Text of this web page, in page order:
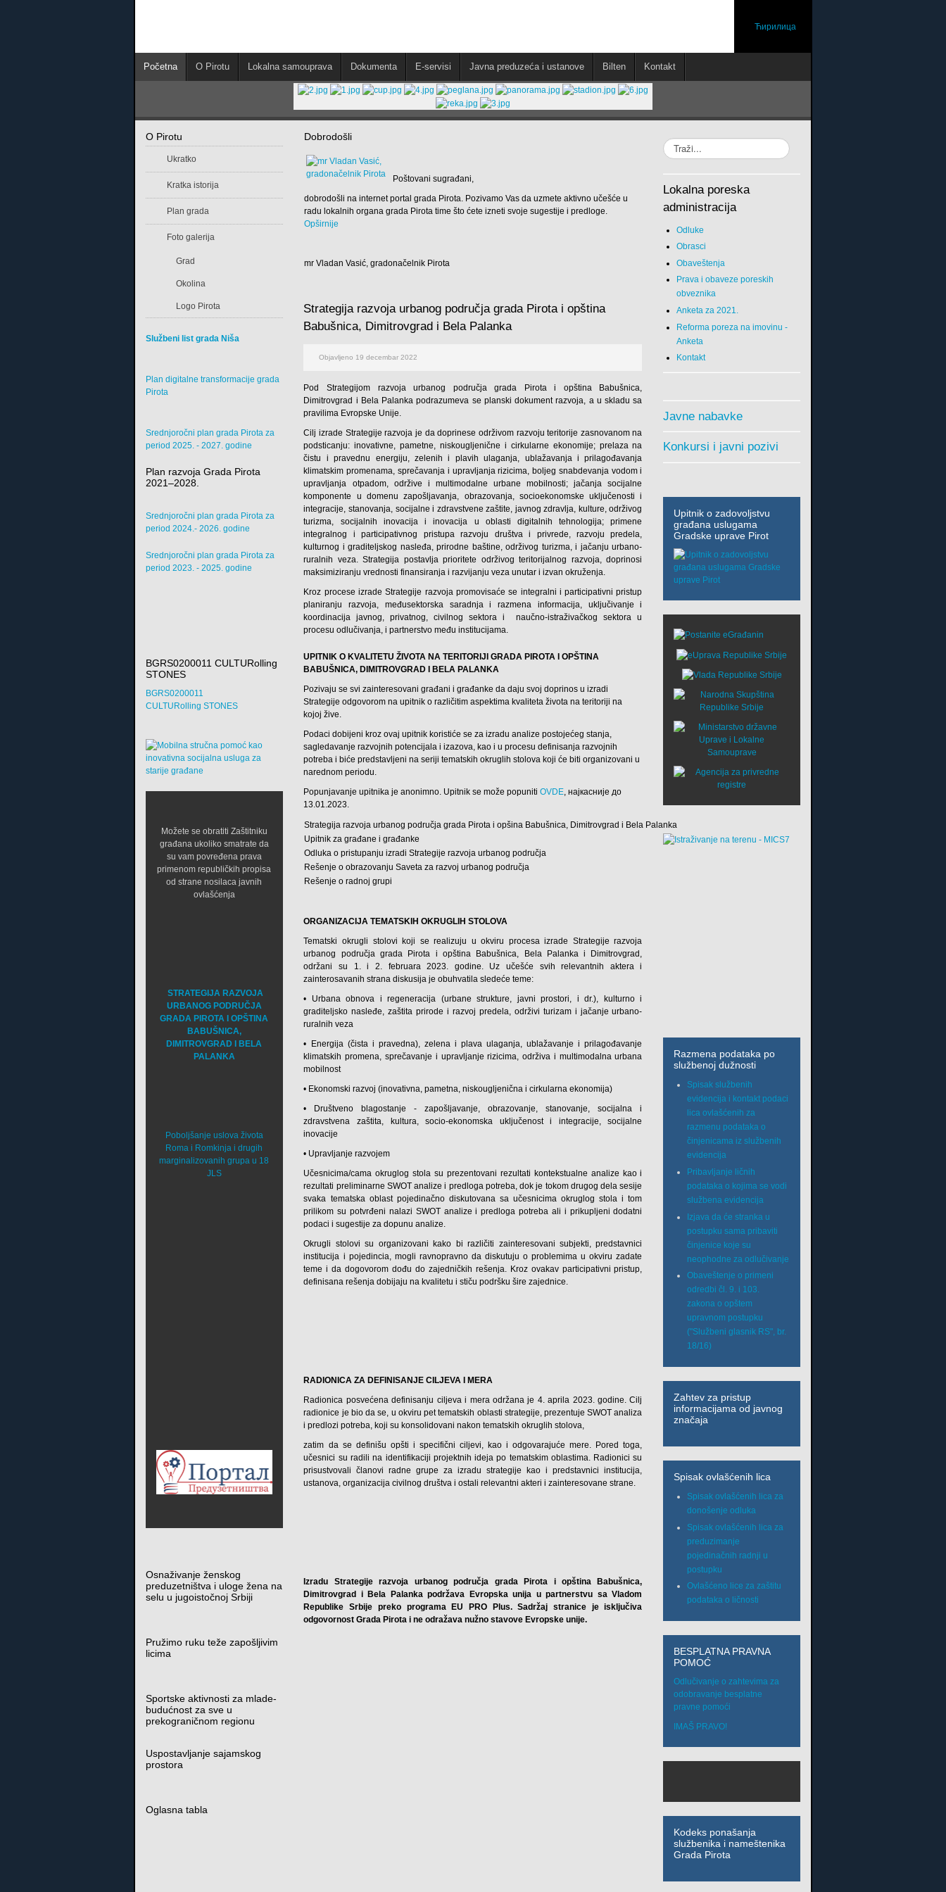
Ћирилица
Početna O Pirotu Lokalna samouprava Dokumenta E-servisi Javna preduzeća i ustanove Bilten Kontakt
Dobrodošli
Poštovani sugrađani,
dobrodošli na internet portal grada Pirota. Pozivamo Vas da uzmete aktivno učešće u
radu lokalnih organa grada Pirota time što ćete izneti svoje sugestije i predloge.
Opširnije
mr Vladan Vasić, gradonačelnik Pirota
Strategija razvoja urbanog područja grada Pirota i opština
Babušnica, Dimitrovgrad i Bela Palanka
Objavljeno 19 decembar 2022
Pod Strategijom razvoja urbanog područja grada Pirota i opština Babušnica,
Dimitrovgrad i Bela Palanka podrazumeva se planski dokument razvoja, a u skladu sa
pravilima Evropske Unije.
Cilj izrade Strategije razvoja je da doprinese održivom razvoju teritorije zasnovanom na
podsticanju: inovativne, pametne, niskougljenične i cirkularne ekonomije; prelaza na
čistu i pravednu energiju, zelenih i plavih ulaganja, ublažavanja i prilagođavanja
klimatskim promenama, sprečavanja i upravljanja rizicima, boljeg snabdevanja vodom i
upravljanja otpadom, održive i multimodalne urbane mobilnosti; jačanja socijalne
komponente u domenu zapošljavanja, obrazovanja, socioekonomske uključenosti i
integracije, stanovanja, socijalne i zdravstvene zaštite, javnog zdravlja, kulture, održivog
turizma, socijalnih inovacija i inovacija u oblasti digitalnih tehnologija; primene
integralnog i participativnog pristupa razvoju društva i privrede, razvoju predela,
kulturnog i graditeljskog nasleđa, prirodne baštine, održivog turizma, i jačanju urbano-
ruralnih veza. Strategija postavlja prioritete održivog teritorijalnog razvoja, doprinosi
maksimiziranju vrednosti finansiranja i razvijanju veza unutar i izvan okruženja.
Kroz procese izrade Strategije razvoja promovisaće se integralni i participativni pristup
planiranju razvoja, međusektorska saradnja i razmena informacija, uključivanje i
koordinacija javnog, privatnog, civilnog sektora i naučno-istraživačkog sektora u
procesu odlučivanja, i partnerstvo među institucijama.
UPITNIK O KVALITETU ŽIVOTA NA TERITORIJI GRADA PIROTA I OPŠTINA
BABUŠNICA, DIMITROVGRAD I BELA PALANKA
Pozivaju se svi zainteresovani građani i građanke da daju svoj doprinos u izradi
Strategije odgovorom na upitnik o različitim aspektima kvaliteta života na teritoriji na
kojoj žive.
Podaci dobijeni kroz ovaj upitnik koristiće se za izradu analize postojećeg stanja,
sagledavanje razvojnih potencijala i izazova, kao i u procesu definisanja razvojnih
potreba i biće predstavljeni na seriji tematskih okruglih stolova koji će biti organizovani u
narednom periodu.
Popunjavanje upitnika je anonimno. Upitnik se može popunitiOVDE, најкасније до
13.01.2023.
Strategija razvoja urbanog područja grada Pirota i opšina Babušnica, Dimitrovgrad i Bela Palanka
Upitnik za građane i građanke
Оdlukа o pristupanju izradi Strategije razvoja urbanog područja
Rešenje o obrazovanju Saveta za razvoj urbanog područja
Rešenje o radnoj grupi
ORGANIZACIJA TEMATSKIH OKRUGLIH STOLOVA
Tematski okrugli stolovi koji se realizuju u okviru procesa izrade Strategije razvoja
urbanog područja grada Pirota i opština Babušnica, Bela Palanka i Dimitrovgrad,
održani su 1. i 2. februara 2023. godine. Uz učešće svih relevantnih aktera i
zainterosavanih strana diskusija je obuhvatila sledeće teme:
• Urbana obnova i regeneracija (urbane strukture, javni prostori, i dr.), kulturno i
graditeljsko nasleđe, zaštita prirode i razvoj predela, održivi turizam i jačanje urbano-
ruralnih veza
• Energija (čista i pravedna), zelena i plava ulaganja, ublažavanje i prilagođavanje
klimatskih promena, sprečavanje i upravljanje rizicima, održiva i multimodalna urbana
mobilnost
• Ekonomski razvoj (inovativna, pametna, niskougljenična i cirkularna ekonomija)
• Društveno blagostanje - zapošljavanje, obrazovanje, stanovanje, socijalna i
zdravstvena zaštita, kultura, socio-ekonomska uključenost i integracije, socijalne
inovacije
• Upravljanje razvojem
Učesnicima/cama okruglog stola su prezentovani rezultati kontekstualne analize kao i
rezultati preliminarne SWOT analize i predloga potreba, dok je tokom drugog dela sesije
svaka tematska oblast pojedinačno diskutovana sa učesnicima okruglog stola i tom
prilikom su potvrđeni nalazi SWOT analize i predloga potreba ali i prikupljeni dodatni
podaci i sugestije za dopunu analize.
Okrugli stolovi su organizovani kako bi različiti zainteresovani subjekti, predstavnici
institucija i pojedincia, mogli ravnopravno da diskutuju o problemima u okviru zadate
teme i da dogovorom dođu do zajedničkih rešenja. Kroz ovakav participativni pristup,
definisana rešenja dobijaju na kvalitetu i stiču podršku šire zajednice.
RADIONICA ZA DEFINISANJE CILJEVA I MERA
Radionica posvećena definisanju ciljeva i mera održana je 4. aprila 2023. godine. Cilj
radionice je bio da se, u okviru pet tematskih oblasti strategije, prezentuje SWOT analiza
i predlozi potreba, koji su konsolidovani nakon tematskih okruglih stolova,
zatim da se definišu opšti i specifični ciljevi, kao i odgovarajuće mere. Pored toga,
učesnici su radili na identifikaciji projektnih ideja po tematskim oblastima. Radionici su
prisustvovali članovi radne grupe za izradu strategije kao i predstavnici institucija,
ustanova, organizacija civilnog društva i ostali relevantni akteri i zainteresovane strane.
Izradu Strategije razvoja urbanog područja grada Pirota i opština Babušnica,
Dimitrovgrad i Bela Palanka podržava Evropska unija u partnerstvu sa Vladom
Republike Srbije preko programa EU PRO Plus. Sadržaj stranice je isključiva
odgovornost Grada Pirota i ne odražava nužno stavove Evropske unije.
O Pirotu
Ukratko
Kratka istorija
Plan grada
Foto galerija
Grad
Okolina
Logo Pirota
Službeni list grada Niša
Plan digitalne transformacije grada
Pirota
Srednjoročni plan grada Pirota za
period 2025. - 2027. godine
Plan razvoja Grada Pirota
2021–2028.
Srednjoročni plan grada Pirota za
period 2024.- 2026. godine
Srednjoročni plan grada Pirota za
period 2023. - 2025. godine
BGRS0200011 CULTURolling
STONES
BGRS0200011
CULTURolling STONES
Možete se obratiti Zaštitniku
građana ukoliko smatrate da
su vam povređena prava
primenom republičkih propisa
od strane nosilaca javnih
ovlašćenja
STRATEGIJA RAZVOJA
URBANOG PODRUČJA
GRADA PIROTA I OPŠTINA
BABUŠNICA,
DIMITROVGRAD I BELA
PALANKA
Poboljšanje uslova života
Roma i Romkinja i drugih
marginalizovanih grupa u 18
JLS
Osnaživanje ženskog
preduzetništva i uloge žena na
selu u jugoistočnoj Srbiji
Pružimo ruku teže zapošljivim
licima
Sportske aktivnosti za mlade-
budućnost za sve u
prekograničnom regionu
Uspostavljanje sajamskog
prostora
Oglasna tabla
Lokalna poreska
administracija
Odluke
Obrasci
Obaveštenja
Prava i obaveze poreskih
obveznika
Anketa za 2021.
Reforma poreza na imovinu -
Anketa
Kontakt
Javne nabavke
Konkursi i javni pozivi
Upitnik o zadovoljstvu
građana uslugama
Gradske uprave Pirot
Razmena podataka po
službenoj dužnosti
Spisak službenih
evidencija i kontakt podaci
lica ovlašćenih za
razmenu podataka o
činjenicama iz službenih
evidencija
Pribavljanje ličnih
podataka o kojima se vodi
službena evidencija
Izjava da će stranka u
postupku sama pribaviti
činjenice koje su
neophodne za odlučivanje
Obaveštenje o primeni
odredbi čl. 9. i 103.
zakona o opštem
upravnom postupku
("Službeni glasnik RS", br.
18/16)
Zahtev za pristup
informacijama od javnog
značaja
Spisak ovlašćenih lica
Spisak ovlašćenih lica za
donošenje odluka
Spisak ovlašćenih lica za
preduzimanje
pojedinačnih radnji u
postupku
Ovlašćeno lice za zaštitu
podataka o ličnosti
BESPLATNA PRAVNA
POMOĆ
Odlučivanje o zahtevima za
odobravanje besplatne
pravne pomoći
IMAŠ PRAVO!
Kodeks ponašanja
službenika i nameštenika
Grada Pirota